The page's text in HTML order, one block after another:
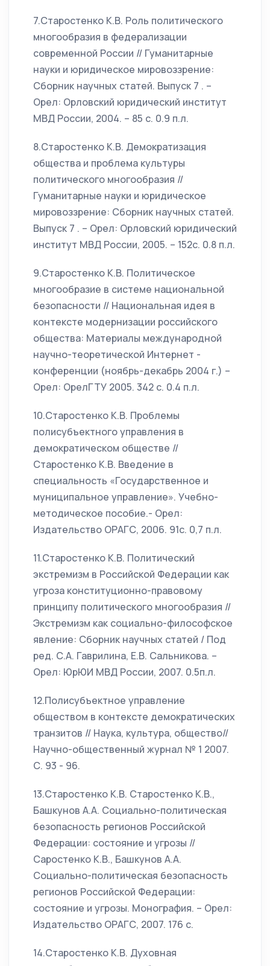
7.Старостенко К.В. Роль политического
многообразия в федерализации
современной России // Гуманитарные
науки и юридическое мировоззрение:
Сборник научных статей. Выпуск 7 . –
Орел: Орловский юридический институт
МВД России, 2004. – 85 с. 0.9 п.л.
8.Старостенко К.В. Демократизация
общества и проблема культуры
политического многообразия //
Гуманитарные науки и юридическое
мировоззрение: Сборник научных статей.
Выпуск 7 . – Орел: Орловский юридический
институт МВД России, 2005. – 152с. 0.8 п.л.
9.Старостенко К.В. Политическое
многообразие в системе национальной
безопасности // Национальная идея в
контексте модернизации российского
общества: Материалы международной
научно-теоретической Интернет -
конференции (ноябрь-декабрь 2004 г.) –
Орел: ОрелГТУ 2005. 342 с. 0.4 п.л.
10.Старостенко К.В. Проблемы
полисубъектного управления в
демократическом обществе //
Старостенко К.В. Введение в
специальность «Государственное и
муниципальное управление». Учебно-
методическое пособие.- Орел:
Издательство ОРАГС, 2006. 91с. 0,7 п.л.
11.Старостенко К.В. Политический
экстремизм в Российской Федерации как
угроза конституционно-правовому
принципу политического многообразия //
Экстремизм как социально-философское
явление: Сборник научных статей / Под
ред. С.А. Гаврилина, Е.В. Сальникова. –
Орел: ЮрЮИ МВД России, 2007. 0.5п.л.
12.Полисубъектное управление
обществом в контексте демократических
транзитов // Наука, культура, общество//
Научно-общественный журнал № 1 2007.
С. 93 - 96.
13.Старостенко К.В. Старостенко К.В.,
Башкунов А.А. Социально-политическая
безопасность регионов Российской
Федерации: состояние и угрозы //
Саростенко К.В., Башкунов А.А.
Социально-политическая безопасность
регионов Российской Федерации:
состояние и угрозы. Монография. – Орел:
Издательство ОРАГС, 2007. 176 с.
14.Старостенко К.В. Духовная